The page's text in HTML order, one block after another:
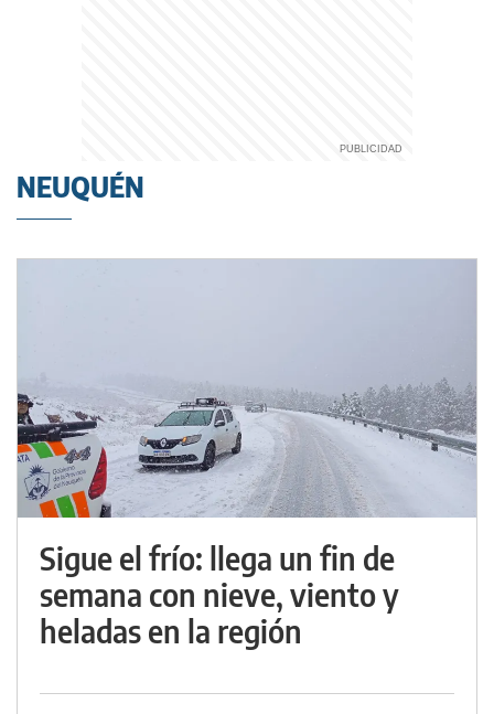
NEUQUÉN
Sigue el frío: llega un fin de
semana con nieve, viento y
heladas en la región